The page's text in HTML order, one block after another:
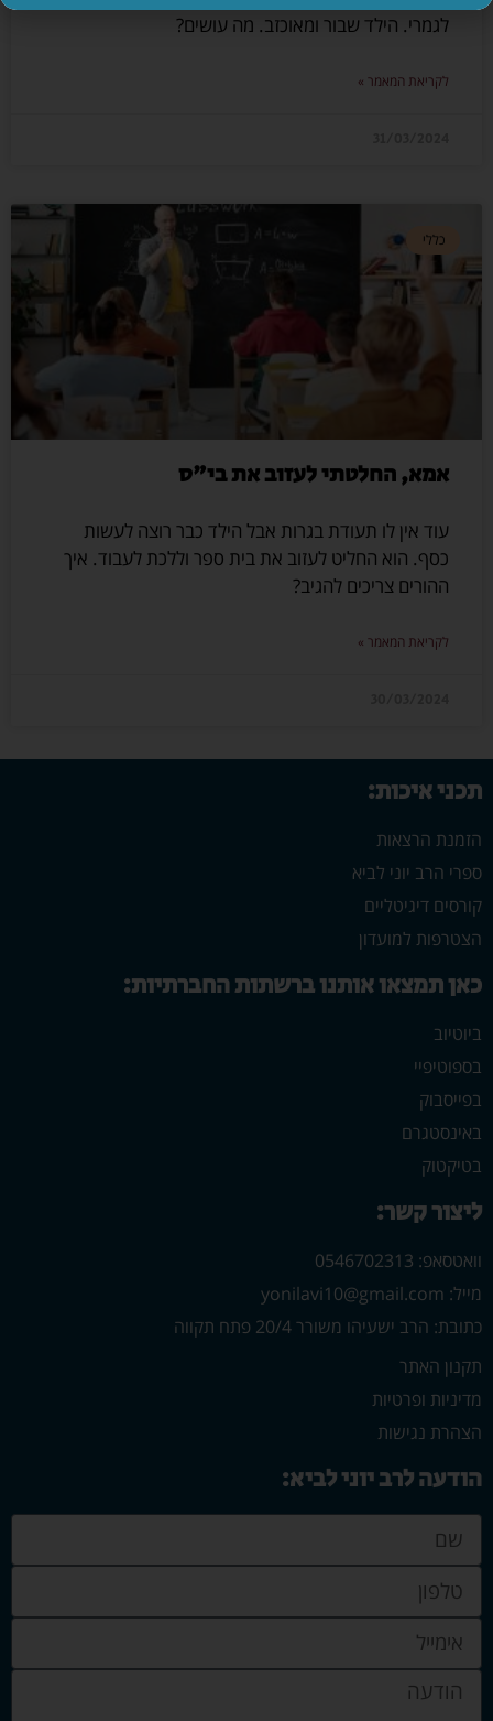
לגמרי. הילד שבור ומאוכזב. מה עושים?
לקריאת המאמר »
כללי
אמא, החלטתי לעזוב את בי"ס
עוד אין לו תעודת בגרות אבל הילד כבר רוצה לעשות
כסף. הוא החליט לעזוב את בית ספר וללכת לעבוד. איך
ההורים צריכים להגיב?
לקריאת המאמר »
תכני איכות:
הזמנת הרצאות
ספרי הרב יוני לביא
קורסים דיגיטליים
הצטרפות למועדון
כאן תמצאו אותנו ברשתות החברתיות:
ביוטיוב
בספוטיפיי
בפייסבוק
באינסטגרם
בטיקטוק
ליצור קשר:
וואטסאפ: 0546702313
מייל: yonilavi10@gmail.com
כתובת: הרב ישעיהו משורר 20/4 פתח תקווה
תקנון האתר
מדיניות ופרטיות
הצהרת נגישות
הודעה לרב יוני לביא: